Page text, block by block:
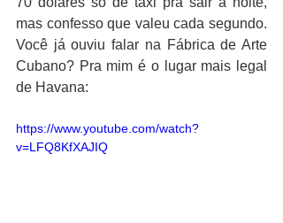
mas confesso que valeu cada segundo.
Você já ouviu falar na Fábrica de Arte
Cubano? Pra mim é o lugar mais legal
de Havana:
https://www.youtube.com/watch?
v=LFQ8KfXAJIQ